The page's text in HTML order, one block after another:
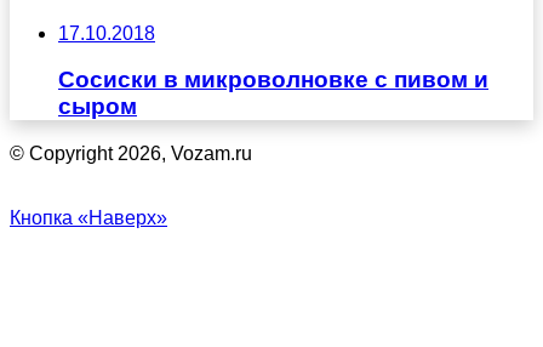
17.10.2018
Сосиски в микроволновке с пивом и
сыром
© Copyright 2026, Vozam.ru
Кнопка «Наверх»